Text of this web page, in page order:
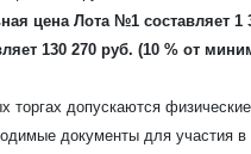
цена Лота №1 составляет 1
130 270 руб. (10 % от
торгах допускаются
документы для участия в